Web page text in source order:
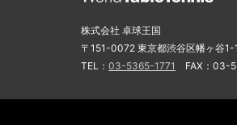
株式会社 卓球王国
〒151-0072 東京都渋谷区幡ヶ谷
TEL： 03-5365-1771 FAX：03-